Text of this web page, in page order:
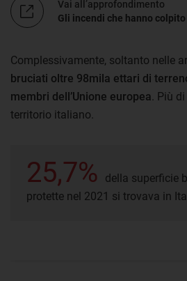
Vai all’approfondimento
Gli incendi che hanno colpito
Complessivamente, soltanto nelle
bruciati oltre 98mila ettari di
membri dell’Unione europea . Più
territorio italiano.
25,7%
della superficie
protette nel 2021 si trovava in